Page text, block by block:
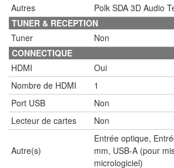
Autres
Polk SDA 3D Audio
TUNER & RECEPTION
Tuner
Non
CONNECTIQUE
HDMI
Oui
Nombre de HDMI
1
Port USB
Non
Lecteur de cartes
Non
Autre(s)
Entrée optique,
mm, USB-A (pour
micrologiciel)